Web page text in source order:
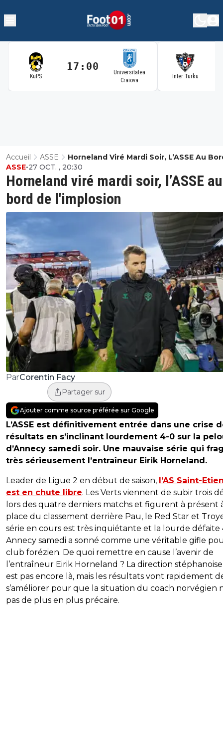
KuPS
17:00
Universitatea
Craiova
Inter Turku
Accueil ASSE
Horneland Viré Mardi Soir, L’ASSE Au
L'implosion
Horneland viré mardi soir, l’ASSE au
bord de l'implosion
ASSE•27 OCT. , 20:30
ParCorentin Facy
Partager sur
Ajouter comme source préférée sur Google
L’ASSE est définitivement entrée dans une crise
résultats en s’inclinant lourdement 4-0 sur la
d’Annecy samedi soir. Une mauvaise série qui
très sérieusement l’entraîneur Eirik Horneland.
Leader de Ligue 2 en début de saison, l’AS Saint-
est en chute libre. Les Verts viennent de subir trois
lors des quatre derniers matchs et figurent à présent
place du classement derrière Pau, le Red Star et
série en cours est très inquiétante et la lourde défaite
Annecy samedi a sonné comme une véritable gifle
club forézien. De quoi remettre en cause l’avenir de
l’entraîneur Eirik Horneland ? La direction stéphanoise
est pas encore là, mais les résultats vont rapidement
s’améliorer pour que la situation du coach norvégien
pas de plus en plus précaire.